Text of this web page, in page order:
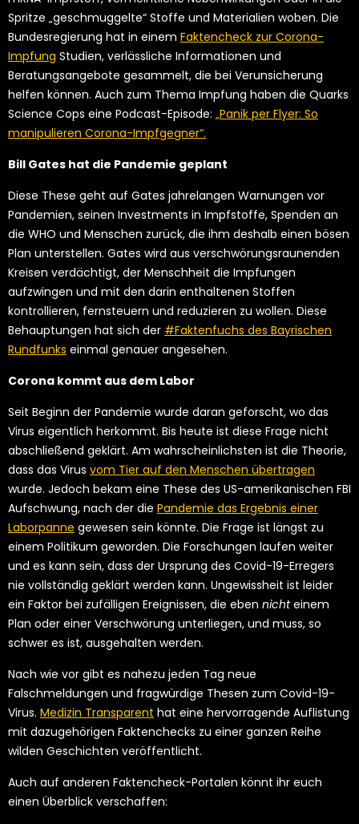
Spritze „geschmuggelte“ Stoffe und Materialien woben. Die
Bundesregierung hat in einem Faktencheck zur Corona-
Impfung Studien, verlässliche Informationen und
Beratungsangebote gesammelt, die bei Verunsicherung
helfen können. Auch zum Thema Impfung haben die Quarks
Science Cops eine Podcast-Episode: „Panik per Flyer: So
manipulieren Corona-Impfgegner“.
Bill Gates hat die Pandemie geplant
Diese These geht auf Gates jahrelangen Warnungen vor
Pandemien, seinen Investments in Impfstoffe, Spenden an
die WHO und Menschen zurück, die ihm deshalb einen bösen
Plan unterstellen. Gates wird aus verschwörungsraunenden
Kreisen verdächtigt, der Menschheit die Impfungen
aufzwingen und mit den darin enthaltenen Stoffen
kontrollieren, fernsteuern und reduzieren zu wollen. Diese
Behauptungen hat sich der #Faktenfuchs des Bayrischen
Rundfunks einmal genauer angesehen.
Corona kommt aus dem Labor
Seit Beginn der Pandemie wurde daran geforscht, wo das
Virus eigentlich herkommt. Bis heute ist diese Frage nicht
abschließend geklärt. Am wahrscheinlichsten ist die Theorie,
dass das Virus vom Tier auf den Menschen übertragen
wurde. Jedoch bekam eine These des US-amerikanischen FBI
Aufschwung, nach der die Pandemie das Ergebnis einer
Laborpanne gewesen sein könnte. Die Frage ist längst zu
einem Politikum geworden. Die Forschungen laufen weiter
und es kann sein, dass der Ursprung des Covid-19-Erregers
nie vollständig geklärt werden kann. Ungewissheit ist leider
ein Faktor bei zufälligen Ereignissen, die eben nichteinem
Plan oder einer Verschwörung unterliegen, und muss, so
schwer es ist, ausgehalten werden.
Nach wie vor gibt es nahezu jeden Tag neue
Falschmeldungen und fragwürdige Thesen zum Covid-19-
Virus. Medizin Transparent hat eine hervorragende Auflistung
mit dazugehörigen Faktenchecks zu einer ganzen Reihe
wilden Geschichten veröffentlicht.
Auch auf anderen Faktencheck-Portalen könnt ihr euch
einen Überblick verschaffen: